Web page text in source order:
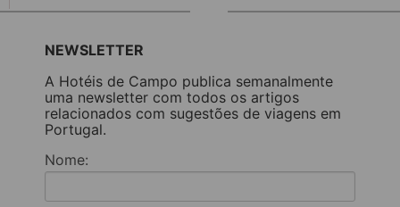
NEWSLETTER
A Hotéis de Campo publica semanalmente
uma newsletter com todos os artigos
relacionados com sugestões de viagens em
Portugal.
Nome: